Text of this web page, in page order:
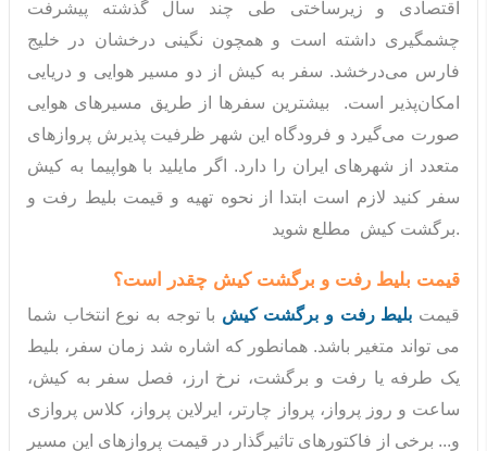
اقتصادی و زیرساختی طی چند سال گذشته پیشرفت
چشمگیری داشته است و همچون نگینی درخشان در خلیج
فارس می‌درخشد. سفر به کیش از دو مسیر هوایی و دریایی
امکان‌پذیر است. بیشترین سفرها از طریق مسیرهای هوایی
صورت می‌گیرد و فرودگاه این شهر ظرفیت پذیرش پروازهای
متعدد از شهرهای ایران را دارد. اگر مایلید با هواپیما به کیش
سفر کنید لازم است ابتدا از نحوه تهیه و قیمت بلیط رفت و
برگشت کیش مطلع شوید.
قیمت بلیط رفت و برگشت کیش چقدر است؟
قیمت بلیط رفت و برگشت کیش با توجه به نوع انتخاب شما
می تواند متغیر باشد. همانطور که اشاره شد زمان سفر، بلیط
یک طرفه یا رفت و برگشت، نرخ ارز، فصل سفر به کیش،
ساعت و روز پرواز، پرواز چارتر، ایرلاین پرواز، کلاس پروازی
و... برخی از فاکتورهای تاثیرگذار در قیمت پروازهای این مسیر